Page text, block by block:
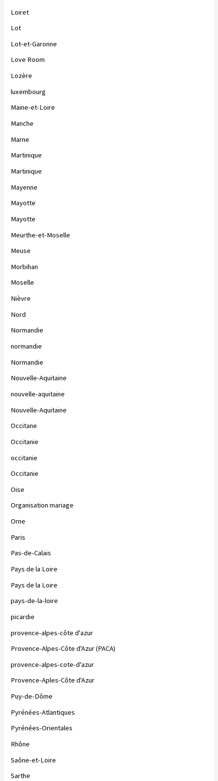
Loiret
Lot
Lot-et-Garonne
Love Room
Lozère
luxembourg
Maine-et-Loire
Manche
Marne
Martinique
Martinique
Mayenne
Mayotte
Mayotte
Meurthe-et-Moselle
Meuse
Morbihan
Moselle
Nièvre
Nord
Normandie
normandie
Normandie
Nouvelle-Aquitaine
nouvelle-aquitaine
Nouvelle-Aquitaine
Occitane
Occitanie
occitanie
Occitanie
Oise
Organisation mariage
Orne
Paris
Pas-de-Calais
Pays de la Loire
Pays de la Loire
pays-de-la-loire
picardie
provence-alpes-côte d'azur
Provence-Alpes-Côte d'Azur (PACA)
provence-alpes-cote-d'azur
Provence-Aples-Côte d'Azur
Puy-de-Dôme
Pyrénées-Atlantiques
Pyrénées-Orientales
Rhône
Saône-et-Loire
Sarthe